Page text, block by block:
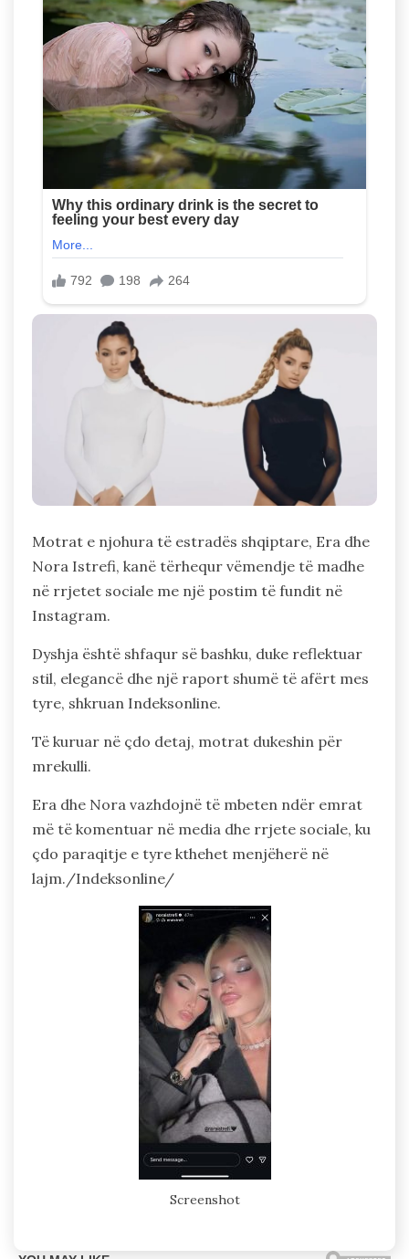
Motrat e njohura të estradës shqiptare, Era dhe
Nora Istrefi, kanë tërhequr vëmendje të madhe
në rrjetet sociale me një postim të fundit në
Instagram.
Dyshja është shfaqur së bashku, duke reflektuar
stil, elegancë dhe një raport shumë të afërt mes
tyre, shkruan Indeksonline.
Të kuruar në çdo detaj, motrat dukeshin për
mrekulli.
Era dhe Nora vazhdojnë të mbeten ndër emrat
më të komentuar në media dhe rrjete sociale, ku
çdo paraqitje e tyre kthehet menjëherë në
lajm./Indeksonline/
Screenshot